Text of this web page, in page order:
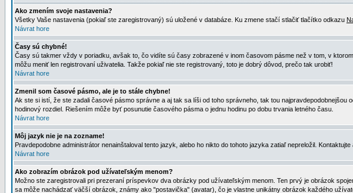
Ako zmením svoje nastavenia?
Všetky Vaše nastavenia (pokiaľ ste zaregistrovaný) sú uložené v databáze. Ku zmene stačí stlačiť tlačítko odkazu
Návrat hore
Časy sú chybné!
Časy sú takmer vždy v poriadku, avšak to, čo vidíte sú časy zobrazené v inom časovom pásme než v tom, v
môžu meniť len registrovaní uživatelia. Takže pokiaľ nie ste registrovaný, toto je dobrý dôvod, prečo tak urobiť!
Návrat hore
Zmenil som časové pásmo, ale je to stále chybne!
Ak ste si istí, že ste zadali časové pásmo správne a aj tak sa líši od toho správneho, tak tou
hodinový rozdiel. Riešením môže byť posunutie časového pásma o jednu hodinu po dobu trvania letného času.
Návrat hore
Môj jazyk nie je na zozname!
Pravdepodobne administrátor nenainštaloval tento jazyk, alebo ho nikto do tohoto jazyka zatiaľ nepreložil.
Návrat hore
Ako zobrazím obrázok pod užívateľským menom?
Možno ste zaregistrovali pri prezeraní príspevkov dva obrázky pod užívateľským menom. Ten prvý je obrázok
sa môže nachádzať väčší obrázok, známy ako "postavička" (avatar), čo je vlastne unikátny obrázok každého